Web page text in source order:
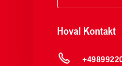
Hoval Kontakt